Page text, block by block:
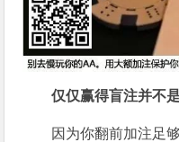
仅仅赢得盲注并不
因为你翻前加注足